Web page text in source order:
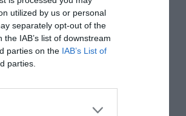
utilized by us or personal
separately opt-out of the
IAB’s list of downstream
parties on the IAB’s List of
parties.